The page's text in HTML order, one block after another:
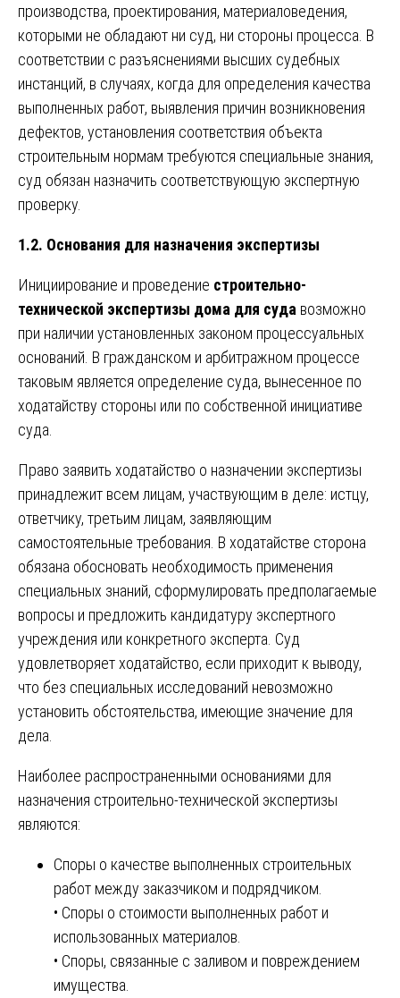
производства, проектирования, материаловедения,
которыми не обладают ни суд, ни стороны процесса. В
соответствии с разъяснениями высших судебных
инстанций, в случаях, когда для определения качества
выполненных работ, выявления причин возникновения
дефектов, установления соответствия объекта
строительным нормам требуются специальные знания,
суд обязан назначить соответствующую экспертную
проверку.
1.2. Основания для назначения экспертизы
Инициирование и проведение строительно-
технической экспертизы дома для суда возможно
при наличии установленных законом процессуальных
оснований. В гражданском и арбитражном процессе
таковым является определение суда, вынесенное по
ходатайству стороны или по собственной инициативе
суда.
Право заявить ходатайство о назначении экспертизы
принадлежит всем лицам, участвующим в деле: истцу,
ответчику, третьим лицам, заявляющим
самостоятельные требования. В ходатайстве сторона
обязана обосновать необходимость применения
специальных знаний, сформулировать предполагаемые
вопросы и предложить кандидатуру экспертного
учреждения или конкретного эксперта. Суд
удовлетворяет ходатайство, если приходит к выводу,
что без специальных исследований невозможно
установить обстоятельства, имеющие значение для
дела.
Наиболее распространенными основаниями для
назначения строительно-технической экспертизы
являются:
Споры о качестве выполненных строительных
работ между заказчиком и подрядчиком.
• Споры о стоимости выполненных работ и
использованных материалов.
• Споры, связанные с заливом и повреждением
имущества.